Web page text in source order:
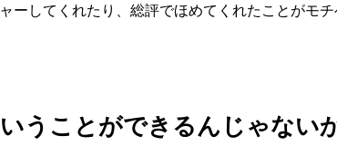
ーしてくれたり、総評でほめてくれたことがモチ
うことができるんじゃない